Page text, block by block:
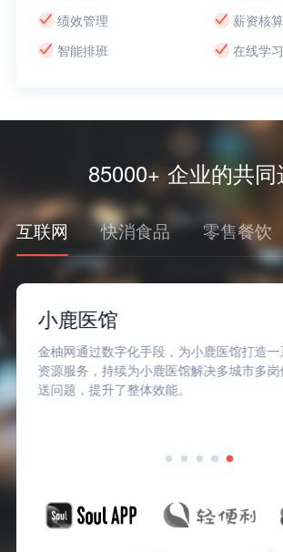
绩效管理
薪资核算
智能排班
在线学习
85000+ 企业的共同
互联网 快消食品 零售餐饮
小鹿医馆
金柚网通过数字化手段，为小鹿医馆打造
资源服务，持续为小鹿医馆解决多城市多
送问题，提升了整体效能。